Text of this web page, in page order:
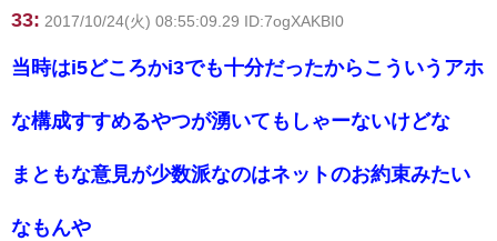
33: 2017/10/24(火) 08:55:09.29 ID:7ogXAKBI0
当時はi5どころかi3でも十分だったからこういうアホ
な構成すすめるやつが湧いてもしゃーないけどな
まともな意見が少数派なのはネットのお約束みたい
なもんや